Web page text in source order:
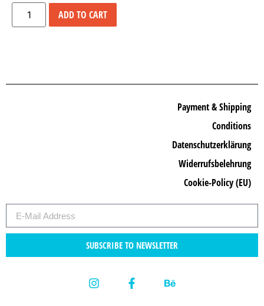
ADD TO CART
SUBSCRIBE TO NEWSLETTER
Payment & Shipping
Conditions
Datenschutzerklärung
Widerrufsbelehrung
Cookie-Policy (EU)